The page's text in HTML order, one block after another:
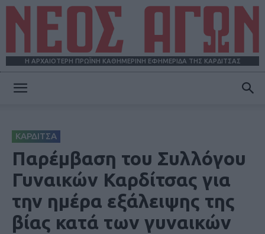
Η ΑΡΧΑΙΟΤΕΡΗ ΠΡΩΪΝΗ ΚΑΘΗΜΕΡΙΝΗ ΕΦΗΜΕΡΙΔΑ ΤΗΣ ΚΑΡΔΙΤΣΑΣ
ΚΑΡΔΙΤΣΑ
Παρέμβαση του Συλλόγου
Γυναικών Καρδίτσας για
την ημέρα εξάλειψης της
βίας κατά των γυναικών